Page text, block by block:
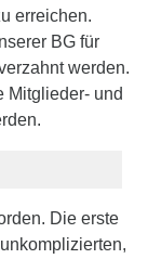
erreichen.
BG für
werden.
Mitglieder- und
Die erste